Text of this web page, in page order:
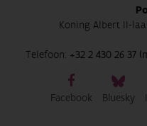
Koning Albert II-
Telefoon: +32 2 430 26 37
Facebook Bluesky